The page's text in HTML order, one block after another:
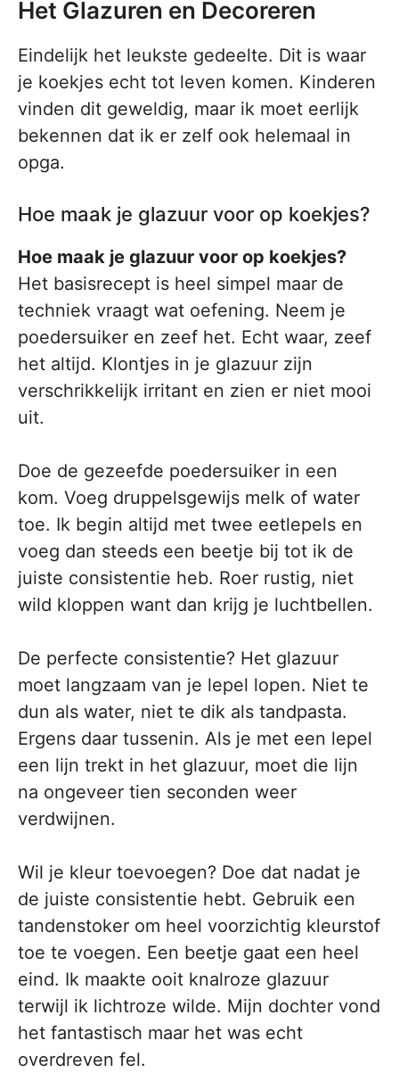
Het Glazuren en Decoreren
Eindelijk het leukste gedeelte. Dit is waar
je koekjes echt tot leven komen. Kinderen
vinden dit geweldig, maar ik moet eerlijk
bekennen dat ik er zelf ook helemaal in
opga.
Hoe maak je glazuur voor op koekjes?
Hoe maak je glazuur voor op koekjes?
Het basisrecept is heel simpel maar de
techniek vraagt wat oefening. Neem je
poedersuiker en zeef het. Echt waar, zeef
het altijd. Klontjes in je glazuur zijn
verschrikkelijk irritant en zien er niet mooi
uit.
Doe de gezeefde poedersuiker in een
kom. Voeg druppelsgewijs melk of water
toe. Ik begin altijd met twee eetlepels en
voeg dan steeds een beetje bij tot ik de
juiste consistentie heb. Roer rustig, niet
wild kloppen want dan krijg je luchtbellen.
De perfecte consistentie? Het glazuur
moet langzaam van je lepel lopen. Niet te
dun als water, niet te dik als tandpasta.
Ergens daar tussenin. Als je met een lepel
een lijn trekt in het glazuur, moet die lijn
na ongeveer tien seconden weer
verdwijnen.
Wil je kleur toevoegen? Doe dat nadat je
de juiste consistentie hebt. Gebruik een
tandenstoker om heel voorzichtig kleurstof
toe te voegen. Een beetje gaat een heel
eind. Ik maakte ooit knalroze glazuur
terwijl ik lichtroze wilde. Mijn dochter vond
het fantastisch maar het was echt
overdreven fel.